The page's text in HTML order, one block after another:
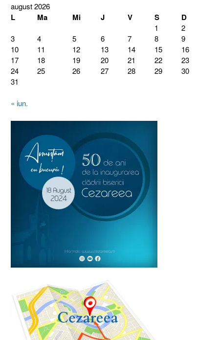
august 2026
L Ma Mi J V S D
1
2
3
4 5 6 7 8
9
10
11 12 13 14 15
16
17
18 19 20 21 22
23
24
25 26 27 28 29
30
31
« iun.